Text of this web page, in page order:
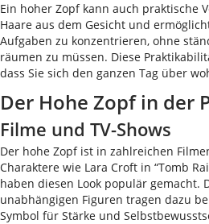
Ein hoher Zopf kann auch praktische
Haare aus dem Gesicht und
Aufgaben zu konzentrieren, ohne
räumen zu müssen. Diese
dass Sie sich den ganzen Tag über
Der Hohe Zopf in der
Filme und TV-Shows
Der hohe Zopf ist in zahlreichen
Charaktere wie Lara Croft in “Tomb
haben diesen Look populär gemacht.
unabhängigen Figuren tragen dazu
Symbol für Stärke und